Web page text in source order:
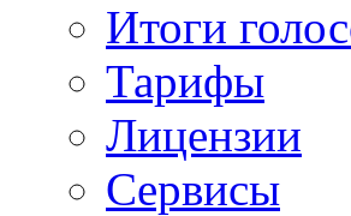
Итоги
Тарифы
Лицензии
Сервисы